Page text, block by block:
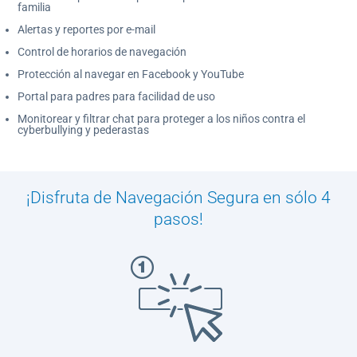
familia
Alertas y reportes por e-mail
Control de horarios de navegación
Protección al navegar en Facebook y YouTube
Portal para padres para facilidad de uso
Monitorear y filtrar chat para proteger a los niños contra el
cyberbullying y pederastas
¡Disfruta de Navegación Segura en sólo 4
pasos!